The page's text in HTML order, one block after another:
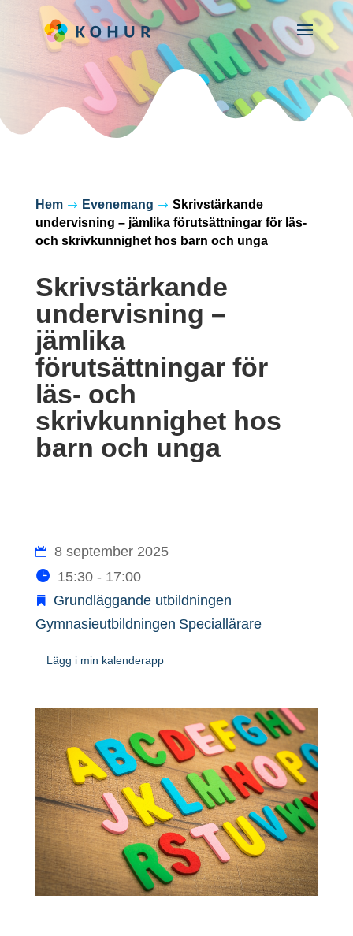
Hem $ Evenemang $ Skrivstärkande
undervisning – jämlika förutsättningar för läs-
och skrivkunnighet hos barn och unga
Skrivstärkande
undervisning –
jämlika
förutsättningar för
läs- och
skrivkunnighet hos
barn och unga
8 september 2025
15:30 - 17:00
Grundläggande utbildningen
Gymnasieutbildningen Speciallärare
Lägg i min kalenderapp